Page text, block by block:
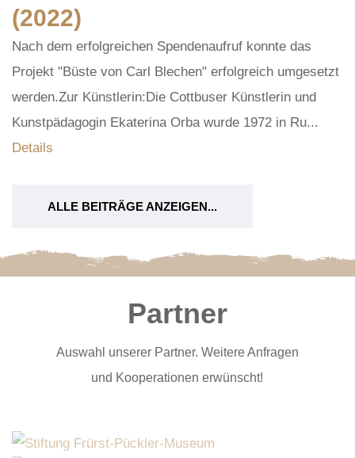
(2022)
Nach dem erfolgreichen Spendenaufruf konnte das
Projekt "Büste von Carl Blechen" erfolgreich umgesetzt
werden.Zur Künstlerin:Die Cottbuser Künstlerin und
Kunstpädagogin Ekaterina Orba wurde 1972 in Ru...
Details
ALLE BEITRÄGE ANZEIGEN...
Partner
Auswahl unserer Partner. Weitere Anfragen
und Kooperationen erwünscht!